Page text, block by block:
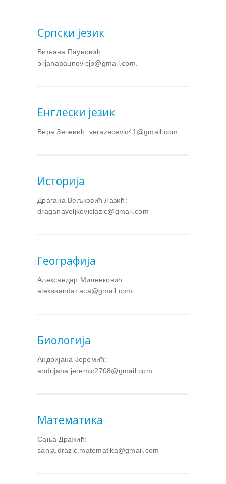
Српски језик
Биљана Пауновић:
biljanapaunovicjp@gmail.com.
Енглески језик
Вера Зечевић: verazecevic41@gmail.com
Историја
Драгана Вељковић Лазић:
draganaveljkoviclazic@gmail.com
Географија
Александар Миленковић:
alekssandar.aca@gmail.com
Биологија
Андријана Јеремић:
andrijana.jeremic2708@gmail.com
Mатематика
Сања Дражић:
sanja.drazic.matematika@gmail.com